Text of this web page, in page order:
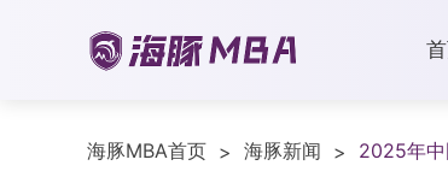
海豚MBA首页 > 海豚新闻 > 2025年